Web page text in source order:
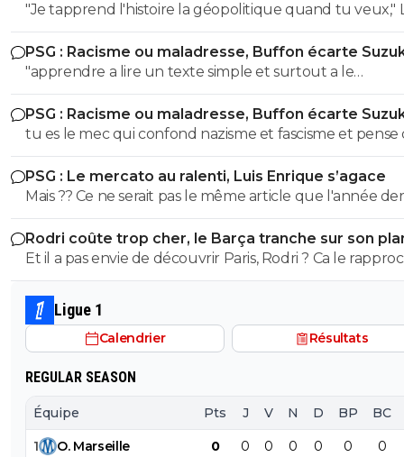
"Je tapprend l'histoire la géopolitique quand tu veux," LOL
LOL LOL tu peux meme pas apprendre à un collégien
l'histoire puisque meme un élève de 3eme sait que le
nazisme c'est pas en Italie contrairement à toi l'ane du
! Ca se voit que t'es l'électeur moyen de LFI, un mec plus
bete que la moyenne et pas assez cultivé !! Tu viens de le
démontrer ici abruti ! putain tes parents t'ont fini à la
c'est pas possible....tu démontres que tu connais rien à
l'ignorant qui manque cruellement de culture veut
donner des cours mdr
PSG : Racisme ou maladresse, Buffon écarte
"apprendre a lire un texte simple et surtout a le
comprendre" dixit le mec qui pensait que le nazisme
en italie mdr On sent le petit lfiste frustré ! va picoler tes 8.6 le
mongolien qui voit des fachos partout tes parents t'ont
la pisse toi c'est évident
PSG : Racisme ou maladresse, Buffon écarte
tu es le mec qui confond nazisme et fascisme et pense
c'est la meme chose mdr Tu m'auras bien fait rire à prouver
par toi meme que t'es un putain d'ignare ! Retourne au
collège apprendre les lecons que tu as oublié petit
PSG : Le mercato au ralenti, Luis Enrique s’agace
Mais ?? Ce ne serait pas le même article que l'année
a la même époque??!! 😂
Rodri coûte trop cher, le Barça tranche sur son
Et il a pas envie de découvrir Paris, Rodri ? Ca le
de l'Espagne, c'est déjà ca 😅
Ligue 1
Calendrier Résultats
REGULAR SEASON
Équipe Pts J V N D BP BC
1 O. Marseille 0 0 0 0 0 0 0